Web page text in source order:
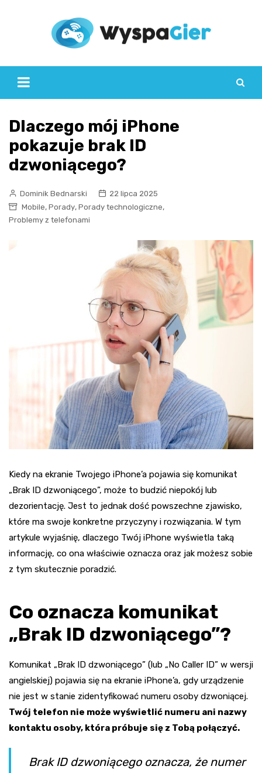
Dlaczego mój iPhone
pokazuje brak ID
dzwoniącego?
Dominik Bednarski
22 lipca 2025
Mobile, Porady, Porady technologiczne,
Problemy z telefonami
Kiedy na ekranie Twojego iPhone’a pojawia się komunikat
„Brak ID dzwoniącego”, może to budzić niepokój lub
dezorientację. Jest to jednak dość powszechne zjawisko,
które ma swoje konkretne przyczyny i rozwiązania. W tym
artykule wyjaśnię, dlaczego Twój iPhone wyświetla taką
informację, co ona właściwie oznacza oraz jak możesz sobie
z tym skutecznie poradzić.
Co oznacza komunikat
„Brak ID dzwoniącego”?
Komunikat „Brak ID dzwoniącego” (lub „No Caller ID” w wersji
angielskiej) pojawia się na ekranie iPhone’a, gdy urządzenie
nie jest w stanie zidentyfikować numeru osoby dzwoniącej.
Twój telefon nie może wyświetlić numeru ani nazwy
kontaktu osoby, która próbuje się z Tobą połączyć.
Brak ID dzwoniącego oznacza, że numer